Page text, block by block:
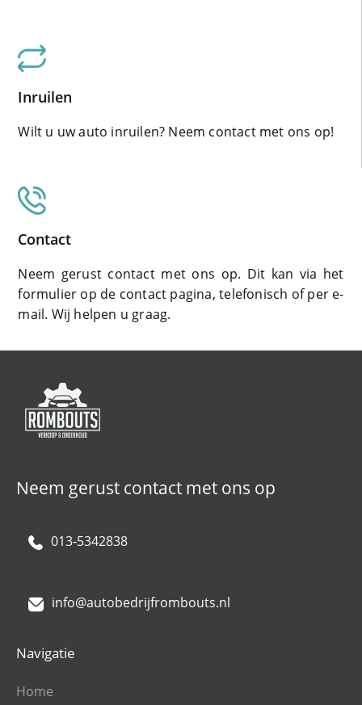
Inruilen
Wilt u uw auto inruilen? Neem contact met ons op!
Contact
Neem gerust contact met ons op. Dit kan via het
formulier op de contact pagina, telefonisch of per e-
mail. Wij helpen u graag.
Neem gerust contact met ons op
013-5342838
info@autobedrijfrombouts.nl
Navigatie
Home